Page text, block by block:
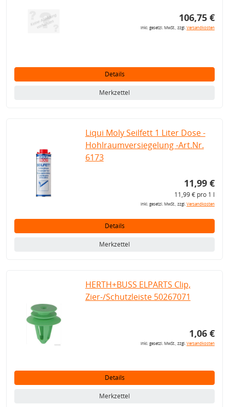
106,75 €
inkl. gesetzl. MwSt., zzgl.Versandkosten
Details
Merkzettel
Liqui Moly Seilfett 1 Liter Dose -
Hohlraumversiegelung -Art.Nr.
6173
11,99 €
11,99 € pro 1 l
inkl. gesetzl. MwSt., zzgl.Versandkosten
Details
Merkzettel
HERTH+BUSS ELPARTS Clip,
Zier-/Schutzleiste 50267071
1,06 €
inkl. gesetzl. MwSt., zzgl.Versandkosten
Details
Merkzettel